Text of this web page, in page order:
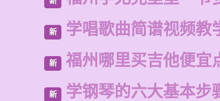
新 学唱歌曲简谱视频教
新 福州哪里买吉他便宜
新 学钢琴的六大基本步